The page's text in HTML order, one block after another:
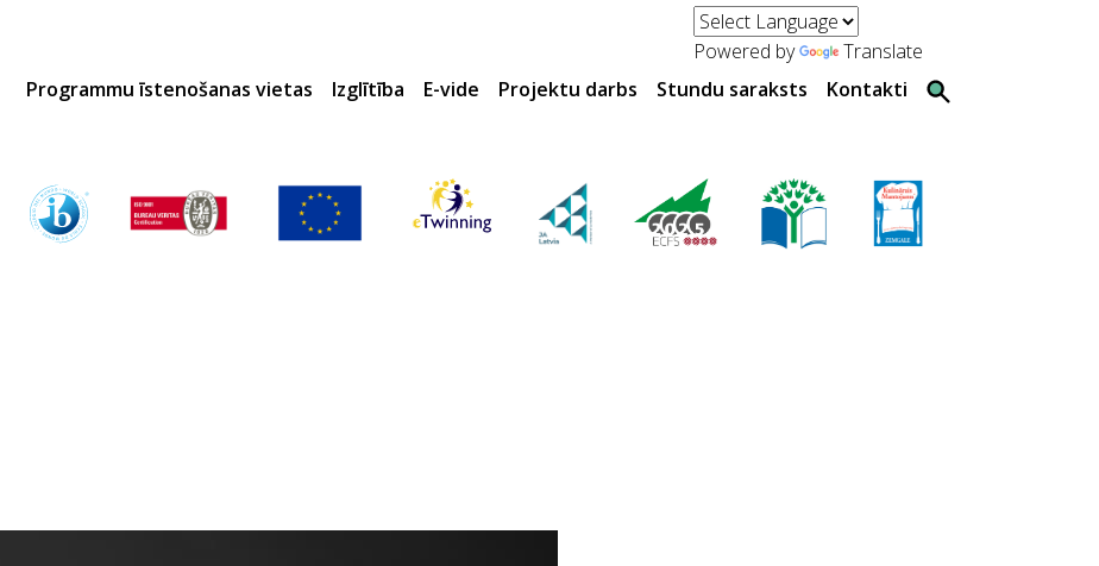
Powered by
Translate
Programmu īstenošanas vietas
Izglītība E-vide Projektu darbs Stundu saraksts Kontakti